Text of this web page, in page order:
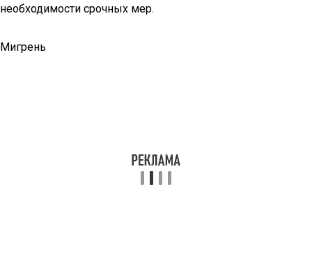
необходимости срочных мер.
Мигрень